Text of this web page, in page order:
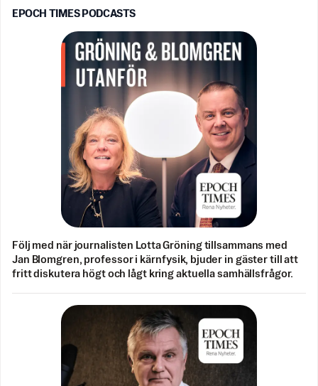
EPOCH TIMES PODCASTS
Följ med när journalisten Lotta Gröning tillsammans med
Jan Blomgren, professor i kärnfysik, bjuder in gäster till att
fritt diskutera högt och lågt kring aktuella samhällsfrågor.